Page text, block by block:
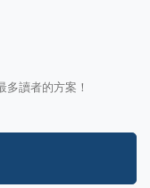
讀者的方案！